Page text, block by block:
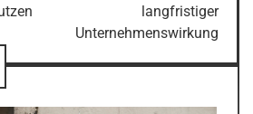
langfristiger
Unternehmenswirkung